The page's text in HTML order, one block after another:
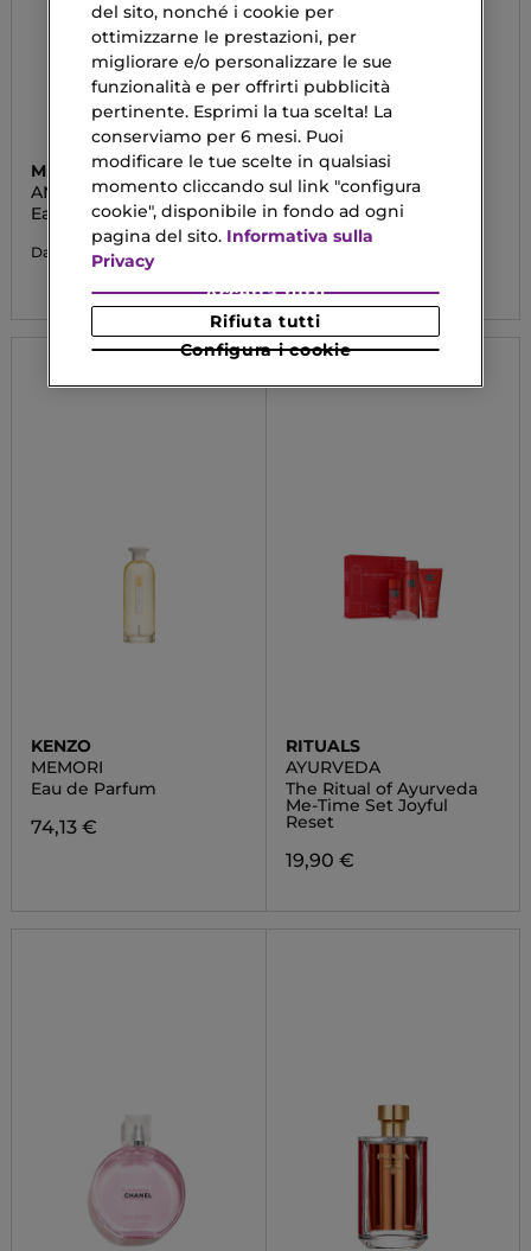
MUGLER
ANGEL FANTASM
Eau De Parfum
Da 91,90 €
GUERLAIN
TERRACOTTA
La Poudre Bronzante -
Ricarica
KENZO
MEMORI
Eau de Parfum
74,13 €
RITUALS
AYURVEDA
The Ritual of Ayurveda
Me-Time Set Joyful
Reset
19,90 €
del sito, nonché i cookie per
ottimizzarne le prestazioni, per
migliorare e/o personalizzare le sue
funzionalità e per offrirti pubblicità
pertinente. Esprimi la tua scelta! La
conserviamo per 6 mesi. Puoi
modificare le tue scelte in qualsiasi
momento cliccando sul link "configura
cookie", disponibile in fondo ad ogni
pagina del sito. Informativa sulla
Privacy
Configura i cookie
Rifiuta tutti
Accetta tutti